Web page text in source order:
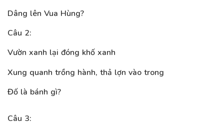
Dâng lên Vua Hùng?
Câu 2:
Vườn xanh lại đóng khố xanh
Xung quanh trồng hành, thả lợn vào trong
Đố là bánh gì?
Câu 3: